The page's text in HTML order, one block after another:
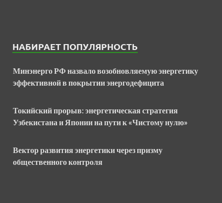
НАБИРАЕТ ПОПУЛЯРНОСТЬ
Минэнерго РФ назвало возобновляемую энергетику
эффективной в покрытии энергодефицита
Токийский прорыв: энергетическая стратегия
Узбекистана и Японии на пути к «Чистому нулю»
Вектор развития энергетики через призму
общественного контроля